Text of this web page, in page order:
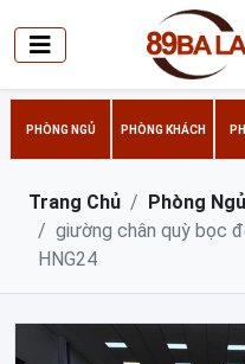
PHÒNG NGỦ PHÒNG KHÁCH
Trang Chủ Phòng Ngủ
giường chân quỳ bọc
HNG24